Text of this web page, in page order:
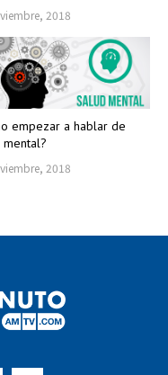
2018
empezar a hablar de
mental?
2018